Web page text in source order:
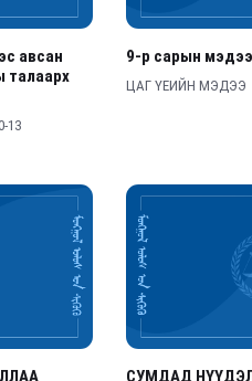
авсан
талаарх
13
9-р сарын мэдээ
ЦАГ ҮЕИЙН МЭДЭЭ
СУМДАД